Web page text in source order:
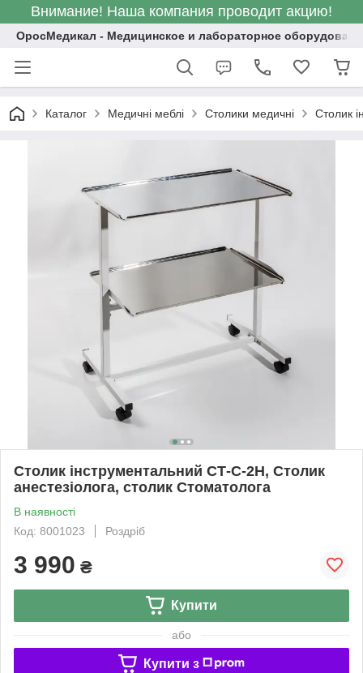
Внимание! Наша компания проводит акцию!
ОросМедикал - Медицинское и лабораторное
Каталог Медичні меблі Столики медичні Столик
Столик інструментальний СТ-С-2Н, Столик
анестезіолога, столик Стоматолога
В наявності
Код: 8001023
Роздріб
3 990 ₴
Купити
або
Купити з